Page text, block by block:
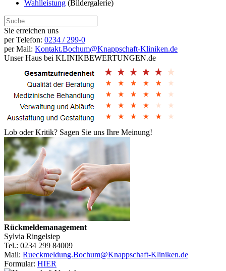
Wahlleistung (Bildergalerie)
Sie erreichen uns
per Telefon: 0234 / 299-0
per Mail: Kontakt.Bochum@Knappschaft-Kliniken.de
Unser Haus bei KLINIKBEWERTUNGEN.de
Lob oder Kritik? Sagen Sie uns Ihre Meinung!
Rückmeldemanagement
Sylvia Ringelsiep
Tel.: 0234 299 84009
Mail: Rueckmeldung.Bochum@Knappschaft-Kliniken.de
Formular: HIER